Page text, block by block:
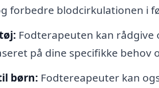
forbedre blodcirkulationen i
Fodterapeuten kan
på dine specifikke behov
børn: Fodtereapeuter kan